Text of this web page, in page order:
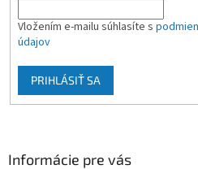
Vložením e-mailu súhlasíte s
údajov
PRIHLÁSIŤ SA
Informácie pre vás